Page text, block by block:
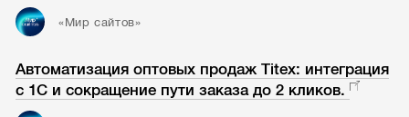
«Мир сайтов»
Автоматизация оптовых продаж Titex: интеграция
с 1С и сокращение пути заказа до 2 кликов.